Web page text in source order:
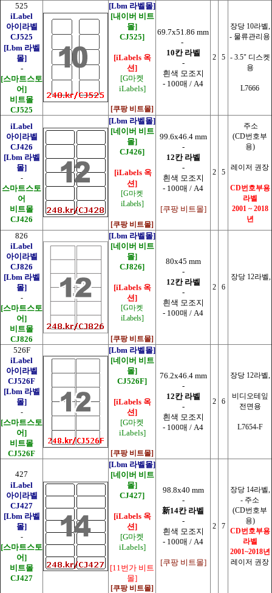
525
iLabel
아이라벨
CJ525
[Lbm 라벨
몰]
-
[스마트스토
어]
비트몰
CJ525
[Lbm 라벨몰]
[내이버 비트
몰]
CJ525]
[iLabels 옥
션]
[G마켓
iLabels]
[쿠팡 비트몰]
69.7x51.86 mm
-
10칸 라벨
-
흰색 모조지
- 100매 / A4
2 5
장당 10라벨,
- 물류관리용
- 3.5" 디스켓
용
L7666
iLabel
아이라벨
CJ426
[Lbm 라벨
몰]
-
스마트스토
어
비트몰
CJ426
[Lbm 라벨몰]
[네이버 비트
몰]
CJ426]
[iLabels 옥
션]
[G마켓
iLabels]
[쿠팡 비트몰]
99.6x46.4 mm
-
12칸 라벨
-
흰색 모조지
- 100매 / A4
[쿠팡 비트몰]
2 5
주소
(CD번호부
용)
레이저 권장
CD번호부용
라벨
2001 ~ 2018
년
826
iLabel
아이라벨
CJ826
[Lbm 라벨
몰]
-
[스마트스토
어]
비트몰
CJ826
[Lbm 라벨몰]
[네이버 비트
몰]
CJ826]
[iLabels 옥
션]
[G마켓
iLabels]
[쿠팡 비트몰]
80x45 mm
-
12칸 라벨
-
흰색 모조지
- 100매 / A4
2 6
장당 12라벨,
526F
iLabel
아이라벨
CJ526F
[Lbm 라벨
몰]
-
[스마트스토
어]
비트몰
CJ526F
[Lbm 라벨몰]
[네이버 비트
몰]
CJ526F]
[iLabels 옥
션]
[G마켓
iLabels]
[쿠팡 비트몰]
76.2x46.4 mm
-
12칸 라벨
-
흰색 모조지
- 100매 / A4
2 6
장당 12라벨,
비디오테잎
전면용
L7654-F
427
iLabel
아이라벨
CJ427
[Lbm 라벨
몰]
-
[스마트스토
어]
비트몰
CJ427
[Lbm 라벨몰]
[네이버 비트
몰]
CJ427]
[iLabels 옥
션]
[G마켓
iLabels]
[11번가 비트
몰]
[쿠팡 비트몰]
98.8x40 mm
-
新14칸 라벨
-
흰색 모조지
- 100매 / A4
[쿠팡 비트몰]
2 7
장당 14라벨,
- 주소
(CD번호부
용)
CD번호부용
라벨
2001~2018년
레이저 권장